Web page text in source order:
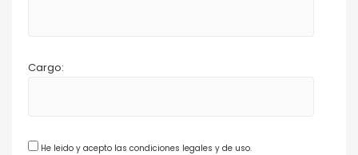
Cargo:
He leido y acepto las condiciones legales y de uso.